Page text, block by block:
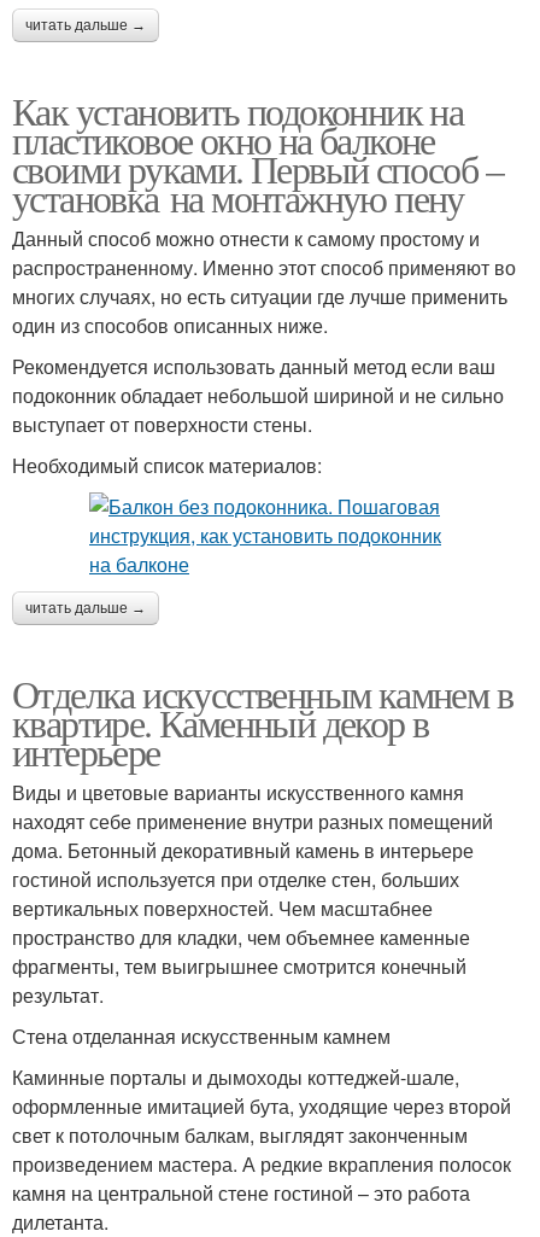
читать дальше →
Как установить подоконник на
пластиковое окно на балконе
своими руками. Первый способ –
установка на монтажную пену
Данный способ можно отнести к самому простому и
распространенному. Именно этот способ применяют во
многих случаях, но есть ситуации где лучше применить
один из способов описанных ниже.
Рекомендуется использовать данный метод если ваш
подоконник обладает небольшой шириной и не сильно
выступает от поверхности стены.
Необходимый список материалов:
читать дальше →
Отделка искусственным камнем в
квартире. Каменный декор в
интерьере
Виды и цветовые варианты искусственного камня
находят себе применение внутри разных помещений
дома. Бетонный декоративный камень в интерьере
гостиной используется при отделке стен, больших
вертикальных поверхностей. Чем масштабнее
пространство для кладки, чем объемнее каменные
фрагменты, тем выигрышнее смотрится конечный
результат.
Стена отделанная искусственным камнем
Каминные порталы и дымоходы коттеджей-шале,
оформленные имитацией бута, уходящие через второй
свет к потолочным балкам, выглядят законченным
произведением мастера. А редкие вкрапления полосок
камня на центральной стене гостиной – это работа
дилетанта.